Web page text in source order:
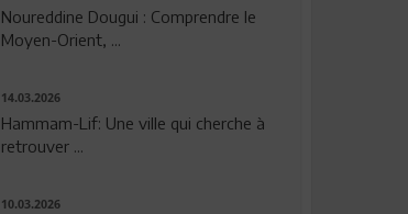
Noureddine Dougui : Comprendre le
Moyen-Orient, ...
14.03.2026
Hammam-Lif: Une ville qui cherche à
retrouver ...
10.03.2026